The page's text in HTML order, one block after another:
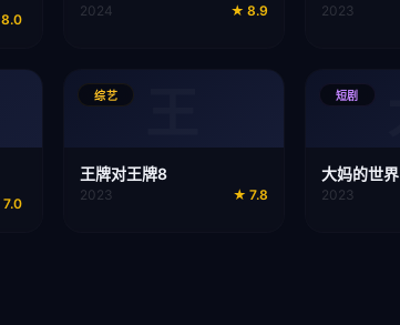
8.0
2024 ★ 8.9 2023
7.0
综艺
王牌对王牌8
2023 ★ 7.8
短剧
大妈的世界
2023